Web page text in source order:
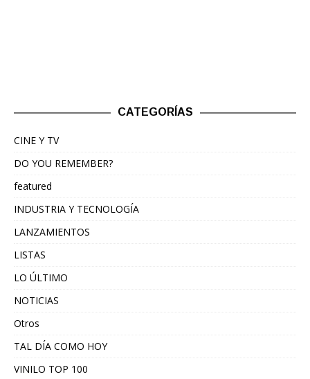
CATEGORÍAS
CINE Y TV
DO YOU REMEMBER?
featured
INDUSTRIA Y TECNOLOGÍA
LANZAMIENTOS
LISTAS
LO ÚLTIMO
NOTICIAS
Otros
TAL DÍA COMO HOY
VINILO TOP 100